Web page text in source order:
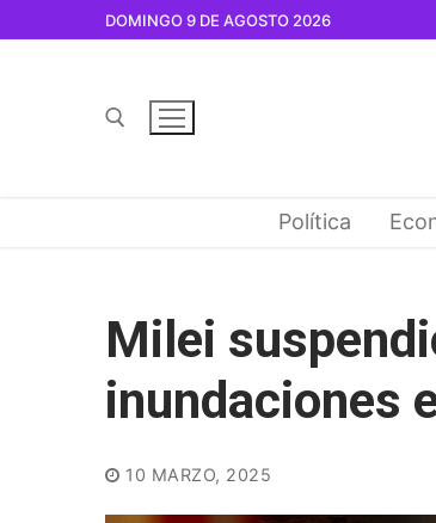
DOMINGO 9 DE AGOSTO 2026
Política
Milei
inundaciones
10 MARZO, 2025